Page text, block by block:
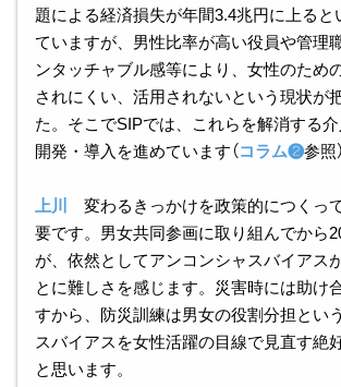
題による経済損失が年間3.4兆円に上ると
ていますが、男性比率が高い役員や管理
ンタッチャブル感等により、女性のため
されにくい、活用されないという現状が
た。そこでSIPでは、これらを解消する
開発・導入を進めています（コラム❷参照
上川 変わるきっかけを政策的につくっ
要です。男女共同参画に取り組んでから
が、依然としてアンコンシャスバイアス
とに難しさを感じます。災害時には助け
すから、防災訓練は男女の役割分担とい
スバイアスを女性活躍の目線で見直す絶
と思います。